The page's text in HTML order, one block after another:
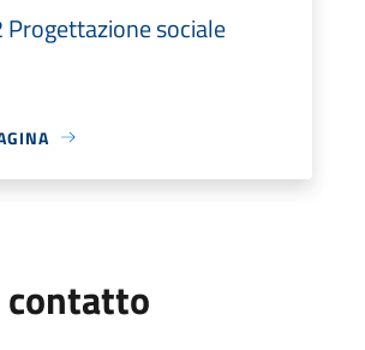
Progettazione sociale